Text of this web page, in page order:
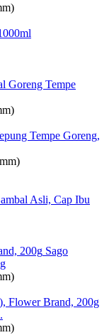
Goreng Tempe
Tempe Goreng,
Asli, Cap Ibu
Sago